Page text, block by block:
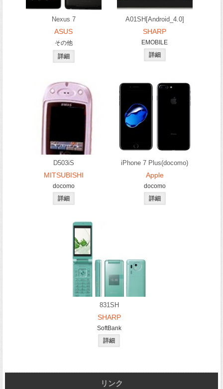
Nexus 7
ASUS
その他
A01SH[Android_4.0]
SHARP
EMOBILE
D503iS
MITSUBISHI
docomo
iPhone 7 Plus(docomo)
Apple
docomo
831SH
SHARP
SoftBank
リンク